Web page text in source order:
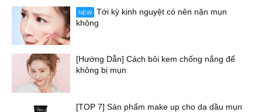
NEW
Tới kỳ kinh nguyệt có nên nặn mụn
không
[Hướng Dẫn] Cách bôi kem chống nắng để
không bị mụn
[TOP 7] Sản phẩm make up cho da dầu mụn